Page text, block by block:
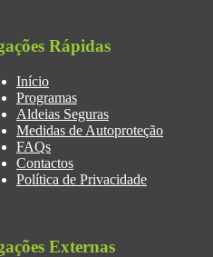
Rápidas
Início
Programas
Aldeias Seguras
Medidas de Autoproteção
FAQs
Contactos
Política de Privacidade
Externas